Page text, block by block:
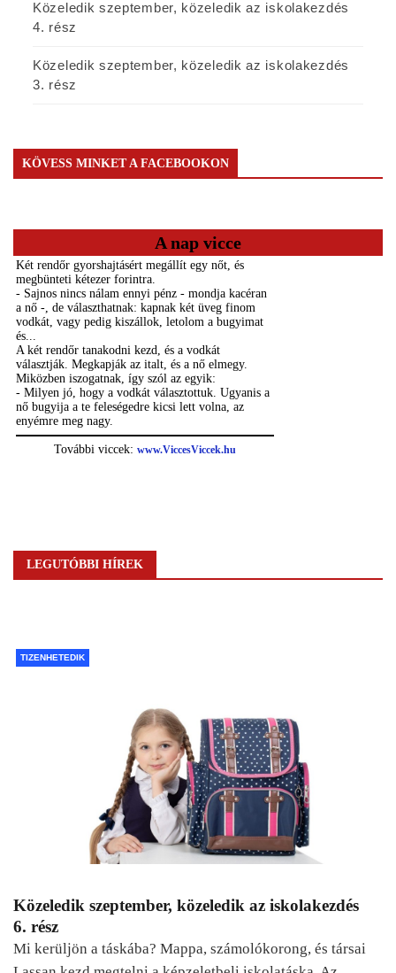
Közeledik szeptember, közeledik az iskolakezdés
4. rész
Közeledik szeptember, közeledik az iskolakezdés
3. rész
KÖVESS MINKET A FACEBOOKON
A nap vicce
LEGUTÓBBI HÍREK
TIZENHETEDIK
Közeledik szeptember, közeledik az iskolakezdés
6. rész
Mi kerüljön a táskába? Mappa, számolókorong, és társai